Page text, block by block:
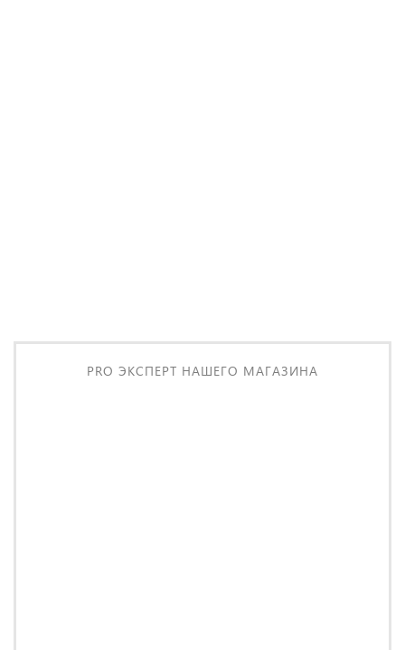
PRO ЭКСПЕРТ НАШЕГО МАГАЗИНА